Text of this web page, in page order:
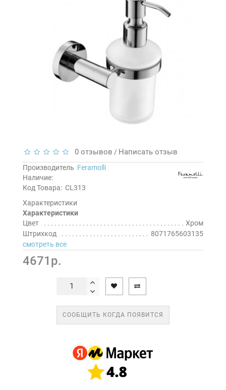
0 отзывов / Написать отзыв
Производитель Feramolli
Наличие:
Код Товара: CL313
Характеристики
Характеристики
Цвет
Хром
Штрихкод
8071765603135
смотреть все
4671р.
СООБЩИТЬ КОГДА ПОЯВИТСЯ